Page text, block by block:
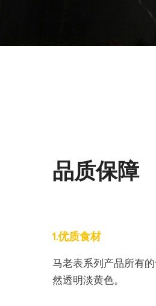
品质保障
1.优质食材
马老表系列产品所有
然透明淡黄色。